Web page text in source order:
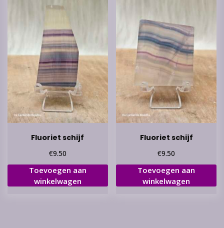
Fluoriet schijf
€9.50
Toevoegen aan
winkelwagen
Fluoriet schijf
€9.50
Toevoegen aan
winkelwagen